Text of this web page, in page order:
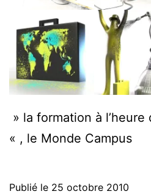
» la formation à
« , le Monde Campus
Publié le 25 octobre 2010